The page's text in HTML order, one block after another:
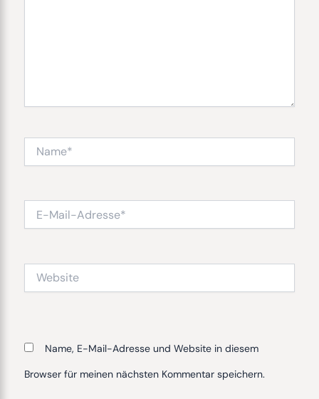
Mail-
Website
Name, E-Mail-Adresse und Website in diesem
Browser für meinen nächsten Kommentar speichern.